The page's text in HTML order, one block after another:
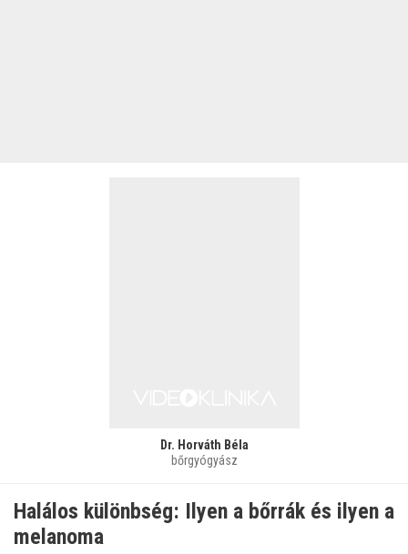
Dr. Horváth Béla
bőrgyógyász
Halálos különbség: Ilyen a bőrrák és ilyen a
melanoma